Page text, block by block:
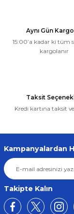
Aynı Gün
15:00’a kadar ki tüm
kargolanır
Taksit
Kredi kartına taksit
Kampanyalardan
Takipte Kalın